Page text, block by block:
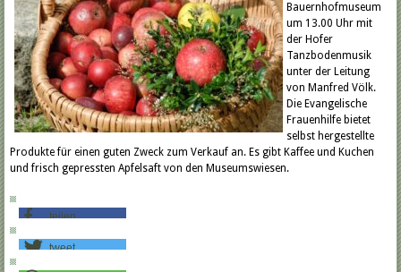
Bauernhofmuseum
um 13.00 Uhr mit
der Hofer
Tanzbodenmusik
unter der Leitung
von Manfred Völk.
Die Evangelische
Frauenhilfe bietet
selbst hergestellte
Produkte für einen guten Zweck zum Verkauf an. Es gibt Kaffee und Kuchen
und frisch gepressten Apfelsaft von den Museumswiesen.
teilen
tweet